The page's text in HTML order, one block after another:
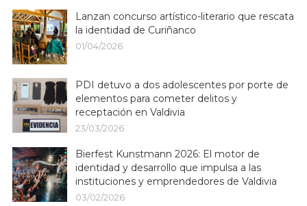
Lanzan concurso artístico-literario que rescata
la identidad de Curiñanco
01/04/2026
PDI detuvo a dos adolescentes por porte de
elementos para cometer delitos y
receptación en Valdivia
23/03/2026
Bierfest Kunstmann 2026: El motor de
identidad y desarrollo que impulsa a las
instituciones y emprendedores de Valdivia
03/02/2026